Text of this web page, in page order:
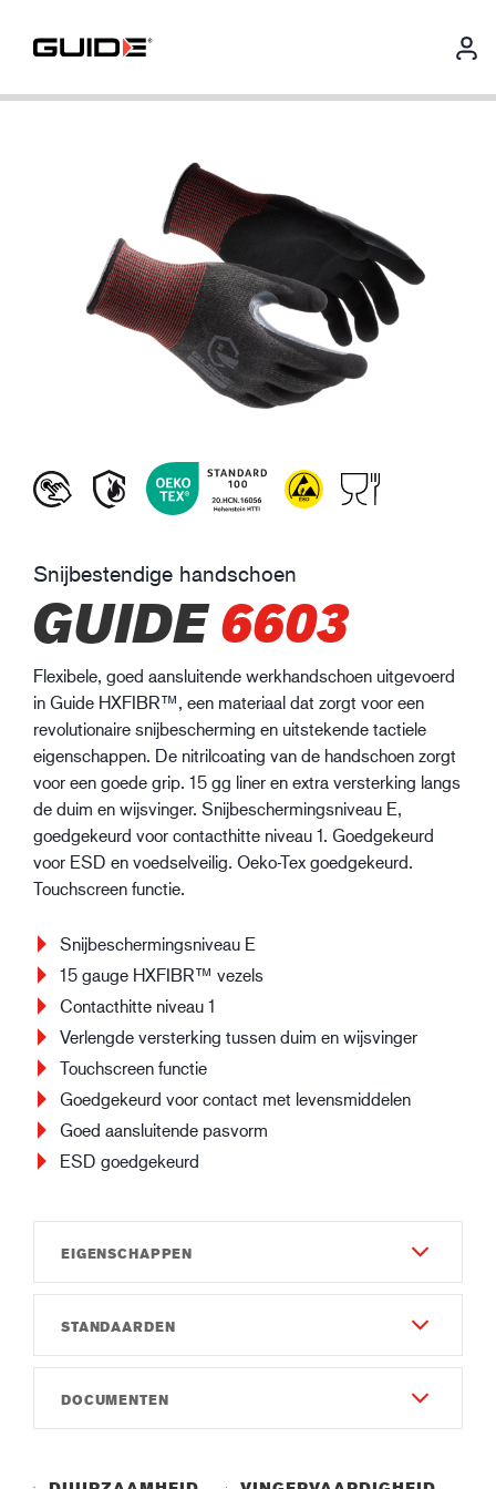
Snijbestendige handschoen
GUIDE6603
Flexibele, goed aansluitende werkhandschoen uitgevoerd
in Guide HXFIBR™, een materiaal dat zorgt voor een
revolutionaire snijbescherming en uitstekende tactiele
eigenschappen. De nitrilcoating van de handschoen zorgt
voor een goede grip. 15 gg liner en extra versterking langs
de duim en wijsvinger. Snijbeschermingsniveau E,
goedgekeurd voor contacthitte niveau 1. Goedgekeurd
voor ESD en voedselveilig. Oeko-Tex goedgekeurd.
Touchscreen functie.
Snijbeschermingsniveau E
15 gauge HXFIBR™ vezels
Contacthitte niveau 1
Verlengde versterking tussen duim en wijsvinger
Touchscreen functie
Goedgekeurd voor contact met levensmiddelen
Goed aansluitende pasvorm
ESD goedgekeurd
EIGENSCHAPPEN
Duurzaamheid
7
Vingervaardigheid
7
Gauge
STANDAARDEN
4X43E
R:3.9x10⁶-2.0x10⁸ Ω
DOCUMENTEN
Instruction of use GUIDE 6603.pdf